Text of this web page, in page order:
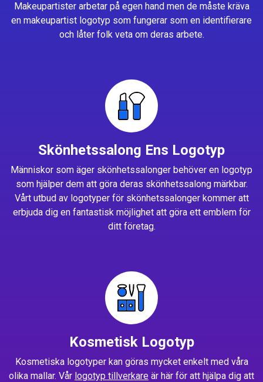
Makeupartister arbetar på egen hand men de måste kräva
en makeupartist logotyp som fungerar som en identifierare
och låter folk veta om deras arbete.
Skönhetssalong Ens Logotyp
Människor som äger skönhetssalonger behöver en logotyp
som hjälper dem att göra deras skönhetssalong märkbar.
Vårt utbud av logotyper för skönhetssalonger kommer att
erbjuda dig en fantastisk möjlighet att göra ett emblem för
ditt företag.
Kosmetisk Logotyp
Kosmetiska logotyper kan göras mycket enkelt med våra
olika mallar. Vår logotyp tillverkare är här för att hjälpa dig att